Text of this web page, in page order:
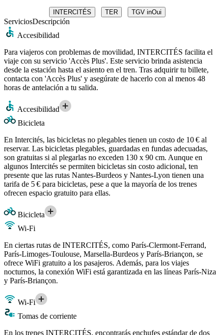
INTERCITÉS TER TGV inOui
ServiciosDescripción
Accesibilidad
Para viajeros con problemas de movilidad, INTERCITÉS facilita el
viaje con su servicio 'Accès Plus'. Este servicio brinda asistencia
desde la estación hasta el asiento en el tren. Tras adquirir tu billete,
contacta con 'Accès Plus' y asegúrate de hacerlo con al menos 48
horas de antelación a tu salida.
Accesibilidad
Bicicleta
En Intercités, las bicicletas no plegables tienen un costo de 10 € al
reservar. Las bicicletas plegables, guardadas en fundas adecuadas,
son gratuitas si al plegarlas no exceden 130 x 90 cm. Aunque en
algunos Intercités se permiten bicicletas sin costo adicional, ten
presente que las rutas Nantes-Burdeos y Nantes-Lyon tienen una
tarifa de 5 € para bicicletas, pese a que la mayoría de los trenes
ofrecen espacio gratuito para ellas.
Bicicleta
Wi-Fi
En ciertas rutas de INTERCITÉS, como París-Clermont-Ferrand,
París-Limoges-Toulouse, Marsella-Burdeos y París-Briançon, se
ofrece WiFi gratuito a los pasajeros. Además, para los viajes
nocturnos, la conexión WiFi está garantizada en las líneas París-Niza
y París-Briançon.
Wi-Fi
Tomas de corriente
En los trenes INTERCITÉS, encontrarás enchufes estándar de dos